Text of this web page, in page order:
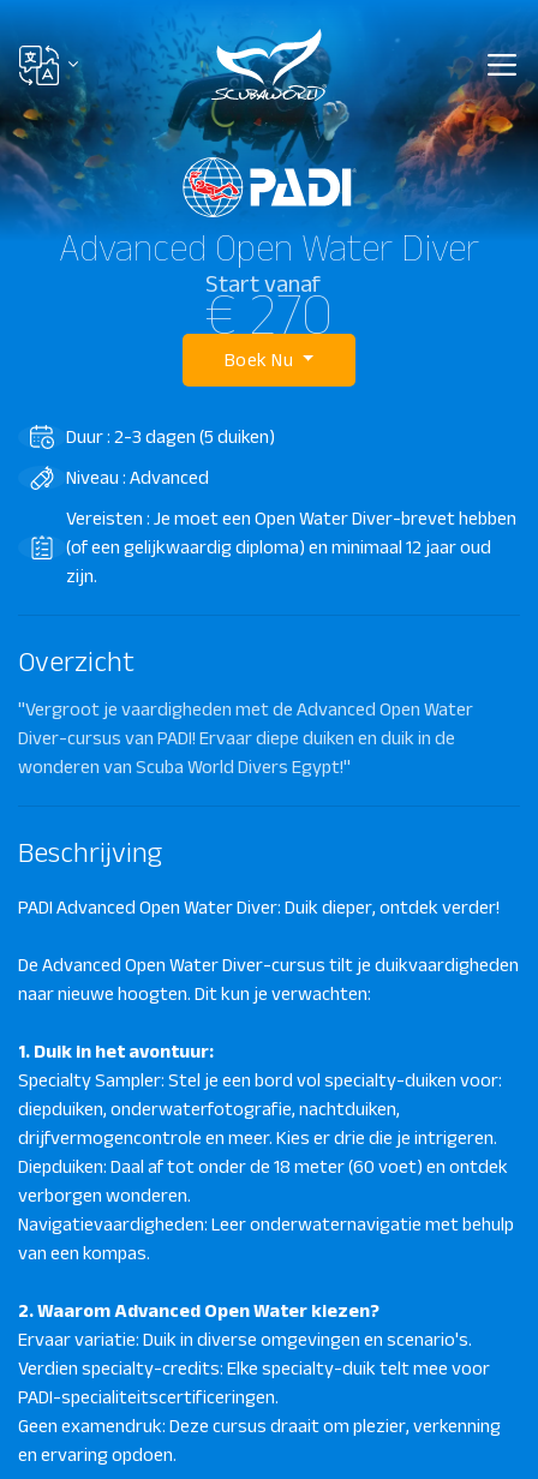
Advanced Open Water Diver
Start vanaf
€ 270
Boek Nu
Duur : 2-3 dagen (5 duiken)
Niveau : Advanced
Vereisten : Je moet een Open Water Diver-brevet hebben
(of een gelijkwaardig diploma) en minimaal 12 jaar oud
zijn.
Overzicht
"Vergroot je vaardigheden met de Advanced Open Water
Diver-cursus van PADI! Ervaar diepe duiken en duik in de
wonderen van Scuba World Divers Egypt!"
Beschrijving
PADI Advanced Open Water Diver: Duik dieper, ontdek verder!
De Advanced Open Water Diver-cursus tilt je duikvaardigheden
naar nieuwe hoogten. Dit kun je verwachten:
1. Duik in het avontuur:
Specialty Sampler: Stel je een bord vol specialty-duiken voor:
diepduiken, onderwaterfotografie, nachtduiken,
drijfvermogencontrole en meer. Kies er drie die je intrigeren.
Diepduiken: Daal af tot onder de 18 meter (60 voet) en ontdek
verborgen wonderen.
Navigatievaardigheden: Leer onderwaternavigatie met behulp
van een kompas.
2. Waarom Advanced Open Water kiezen?
Ervaar variatie: Duik in diverse omgevingen en scenario's.
Verdien specialty-credits: Elke specialty-duik telt mee voor
PADI-specialiteitscertificeringen.
Geen examendruk: Deze cursus draait om plezier, verkenning
en ervaring opdoen.